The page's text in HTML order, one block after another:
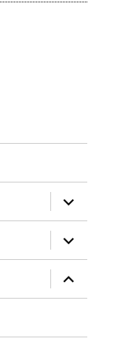
раскрыть
дочернее
меню
раскрыть
дочернее
меню
раскрыть
дочернее
меню